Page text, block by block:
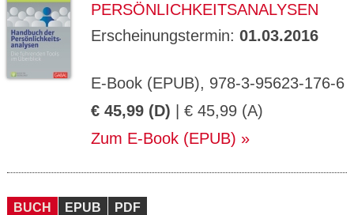
PERSÖNLICHKEITSANALYSEN
Erscheinungstermin: 01.03.2016
E-Book (EPUB), 978-3-95623-176-6
€ 45,99 (D) | € 45,99 (A)
Zum E-Book (EPUB)
BUCH EPUB PDF